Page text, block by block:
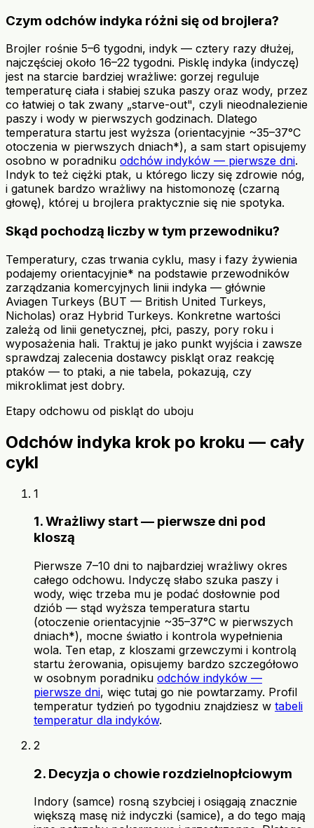
Czym odchów indyka różni się od brojlera?
Brojler rośnie 5–6 tygodni, indyk — cztery razy dłużej,
najczęściej około 16–22 tygodni. Pisklę indyka (indyczę)
jest na starcie bardziej wrażliwe: gorzej reguluje
temperaturę ciała i słabiej szuka paszy oraz wody, przez
co łatwiej o tak zwany „starve-out", czyli nieodnalezienie
paszy i wody w pierwszych godzinach. Dlatego
temperatura startu jest wyższa (orientacyjnie ~35–37°C
otoczenia w pierwszych dniach*), a sam start opisujemy
osobno w poradniku odchów indyków — pierwsze dni.
Indyk to też ciężki ptak, u którego liczy się zdrowie nóg,
i gatunek bardzo wrażliwy na histomonozę (czarną
głowę), której u brojlera praktycznie się nie spotyka.
Skąd pochodzą liczby w tym przewodniku?
Temperatury, czas trwania cyklu, masy i fazy żywienia
podajemy orientacyjnie* na podstawie przewodników
zarządzania komercyjnych linii indyka — głównie
Aviagen Turkeys (BUT — British United Turkeys,
Nicholas) oraz Hybrid Turkeys. Konkretne wartości
zależą od linii genetycznej, płci, paszy, pory roku i
wyposażenia hali. Traktuj je jako punkt wyjścia i zawsze
sprawdzaj zalecenia dostawcy piskląt oraz reakcję
ptaków — to ptaki, a nie tabela, pokazują, czy
mikroklimat jest dobry.
Etapy odchowu od piskląt do uboju
Odchów indyka krok po kroku — cały
cykl
1
1. Wrażliwy start — pierwsze dni pod
kloszą
Pierwsze 7–10 dni to najbardziej wrażliwy okres
całego odchowu. Indyczę słabo szuka paszy i
wody, więc trzeba mu je podać dosłownie pod
dziób — stąd wyższa temperatura startu
(otoczenie orientacyjnie ~35–37°C w pierwszych
dniach*), mocne światło i kontrola wypełnienia
wola. Ten etap, z kloszami grzewczymi i kontrolą
startu żerowania, opisujemy bardzo szczegółowo
w osobnym poradniku odchów indyków —
pierwsze dni, więc tutaj go nie powtarzamy. Profil
temperatur tydzień po tygodniu znajdziesz w tabeli
temperatur dla indyków.
2
2. Decyzja o chowie rozdzielnopłciowym
Indory (samce) rosną szybciej i osiągają znacznie
większą masę niż indyczki (samice), a do tego mają